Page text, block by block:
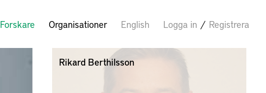
Forskare Organisationer English Logga in / Registrera
Rikard Berthilsson